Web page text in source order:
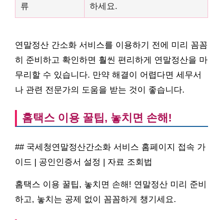
류
하세요.
연말정산 간소화 서비스를 이용하기 전에 미리 꼼꼼
히 준비하고 확인하면 훨씬 편리하게 연말정산을 마
무리할 수 있습니다. 만약 해결이 어렵다면 세무서
나 관련 전문가의 도움을 받는 것이 좋습니다.
홈택스 이용 꿀팁, 놓치면 손해!
## 국세청연말정산간소화 서비스 홈페이지 접속 가
이드 | 공인인증서 설정 | 자료 조회법
홈택스 이용 꿀팁, 놓치면 손해! 연말정산 미리 준비
하고, 놓치는 공제 없이 꼼꼼하게 챙기세요.